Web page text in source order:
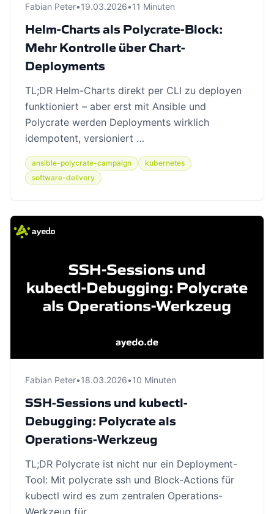
Fabian Peter•19.03.2026•11 Minuten
Helm-Charts als Polycrate-Block:
Mehr Kontrolle über Chart-
Deployments
TL;DR Helm-Charts direkt per CLI zu deployen
funktioniert – aber erst mit Ansible und
Polycrate werden Deployments wirklich
idempotent, versioniert …
ansible-polycrate-campaign
kubernetes
software-delivery
Fabian Peter•18.03.2026•10 Minuten
SSH-Sessions und kubectl-
Debugging: Polycrate als
Operations-Werkzeug
TL;DR Polycrate ist nicht nur ein Deployment-
Tool: Mit polycrate ssh und Block-Actions für
kubectl wird es zum zentralen Operations-